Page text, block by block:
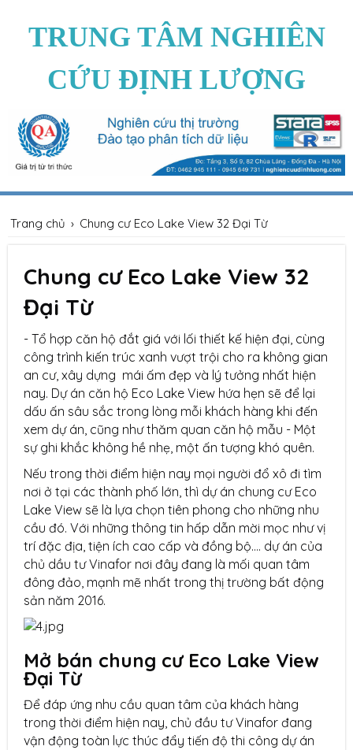
TRUNG TÂM NGHIÊN
CỨU ĐỊNH LƯỢNG
Trang chủ › Chung cư Eco Lake View 32 Đại Từ
Chung cư Eco Lake View 32
Đại Từ
- Tổ hợp căn hộ đắt giá với lối thiết kế hiện đại, cùng
công trình kiến trúc xanh vượt trội cho ra không gian
an cư, xây dựng mái ấm đẹp và lý tưởng nhất hiện
nay. Dự án căn hộ Eco Lake View hứa hẹn sẽ để lại
dấu ấn sâu sắc trong lòng mỗi khách hàng khi đến
xem dự án, cũng như thăm quan căn hộ mẫu - Một
sự ghi khắc không hề nhẹ, một ấn tượng khó quên.
Nếu trong thời điểm hiện nay mọi người đổ xô đi tìm
nơi ở tại các thành phố lớn, thì dự án chung cư Eco
Lake View sẽ là lựa chọn tiên phong cho những nhu
cầu đó. Với những thông tin hấp dẫn mời mọc như vị
trí đặc địa, tiện ích cao cấp và đồng bộ.... dự án của
chủ dầu tư Vinafor nơi đây đang là mối quan tâm
đông đảo, mạnh mẽ nhất trong thị trường bất động
sản năm 2016.
Mở bán chung cư Eco Lake View
Đại Từ
Để đáp ứng nhu cầu quan tâm của khách hàng
trong thời điểm hiện nay, chủ đầu tư Vinafor đang
vận động toàn lực thúc đẩy tiến độ thi công dự án